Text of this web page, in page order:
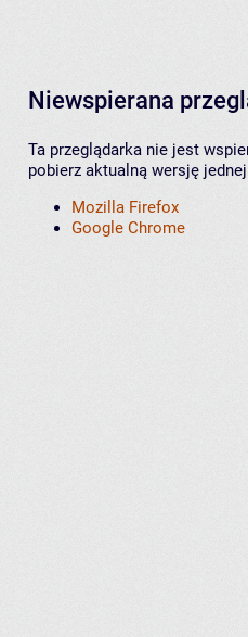
Niewspierana
Ta przeglądarka nie jest
pobierz aktualną wersję
Mozilla Firefox
Google Chrome